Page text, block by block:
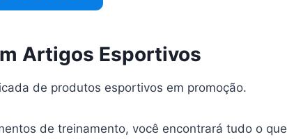
Artigos Esportivos
de produtos esportivos em promoção.
de treinamento, você encontrará tudo o que